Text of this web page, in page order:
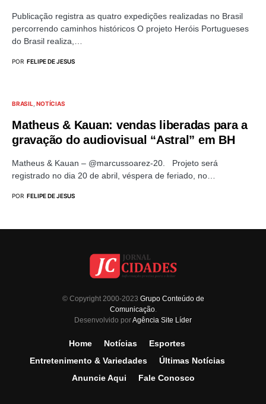
Publicação registra as quatro expedições realizadas no Brasil
percorrendo caminhos históricos O projeto Heróis Portugueses
do Brasil realiza,…
POR FELIPE DE JESUS
BRASIL NOTÍCIAS
Matheus & Kauan: vendas liberadas para a
gravação do audiovisual “Astral” em BH
Matheus & Kauan – @marcussoarez-20. Projeto será
registrado no dia 20 de abril, véspera de feriado, no…
POR FELIPE DE JESUS
© Copyright 2000-2023 Grupo Conteúdo de
Comunicação.
Desenvolvido porAgência Site Líder
Home Notícias
Esportes
Entretenimento & Variedades
Últimas Notícias
Anuncie Aqui
Fale Conosco